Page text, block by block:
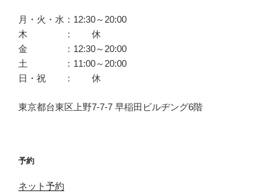
月・火・水：12:30～20:00
木 ： 休
金 ：12:30～20:00
土 ：11:00～20:00
日・祝 ： 休
東京都台東区上野7-7-7 早稲田ビルヂング6階
予約
ネット予約